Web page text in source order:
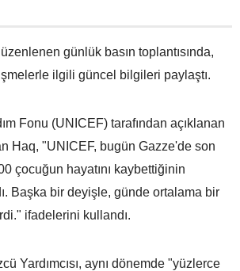
günlük basın toplantısında,
ilgili güncel bilgileri paylaştı.
Fonu (UNICEF) tarafından açıklanan
Haq, "UNICEF, bugün Gazze'de son
çocuğun hayatını kaybettiğinin
Başka bir deyişle, günde ortalama bir
ifadelerini kullandı.
Yardımcısı, aynı dönemde "yüzlerce